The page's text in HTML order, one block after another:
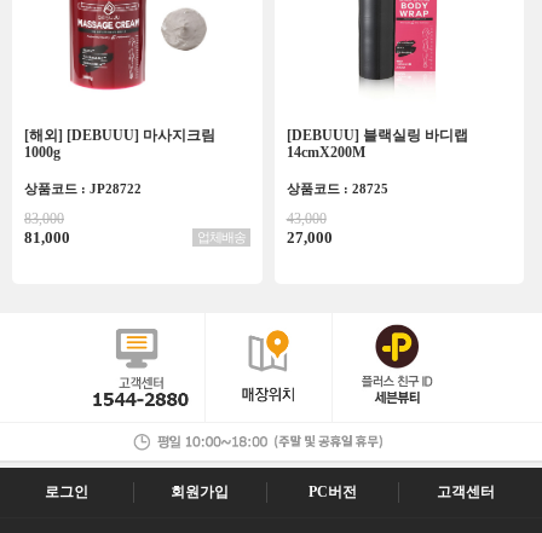
[해외] [DEBUUU] 마사지크림
1000g
상품코드 : JP28722
83,000
81,000 업체배송
[DEBUUU] 블랙실링 바디랩
14cmX200M
상품코드 : 28725
43,000
27,000
로그인 회원가입 PC버전 고객센터